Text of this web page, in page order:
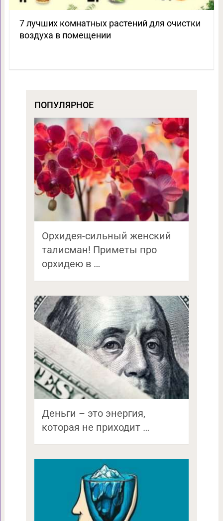
7 лучших комнатных растений для очистки
воздуха в помещении
ПОПУЛЯРНОЕ
Орхидея-сильный женский
талисман! Приметы про
орхидею в …
Деньги – это энергия,
которая не приходит …